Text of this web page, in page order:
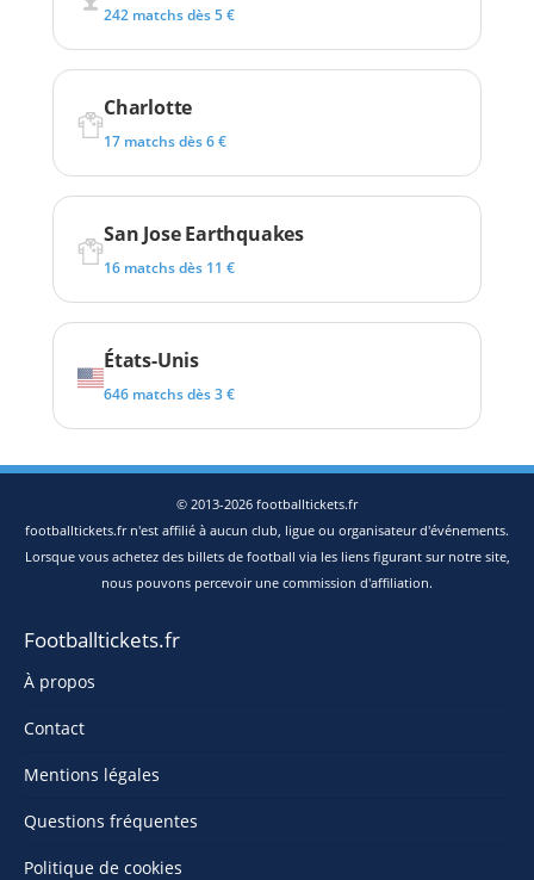
242 matchs dès 5 €
Charlotte
17 matchs dès 6 €
San Jose Earthquakes
16 matchs dès 11 €
États-Unis
646 matchs dès 3 €
© 2013-2026 footballtickets.fr
footballtickets.fr n'est affilié à aucun club, ligue ou organisateur d'événements.
Lorsque vous achetez des billets de football via les liens figurant sur notre site,
nous pouvons percevoir une commission d'affiliation.
Footballtickets.fr
À propos
Contact
Mentions légales
Questions fréquentes
Politique de cookies